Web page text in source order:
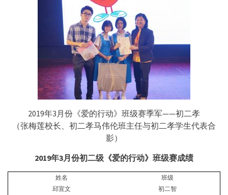
2019年3月份《爱的行动》班级赛季军——初二孝
（张梅莲校长、初二孝马伟伦班主任与初二孝学生代表合
影）
2019年3月份初二级《爱的行动》班级赛成绩
姓名
班级
邱宣文
初二智